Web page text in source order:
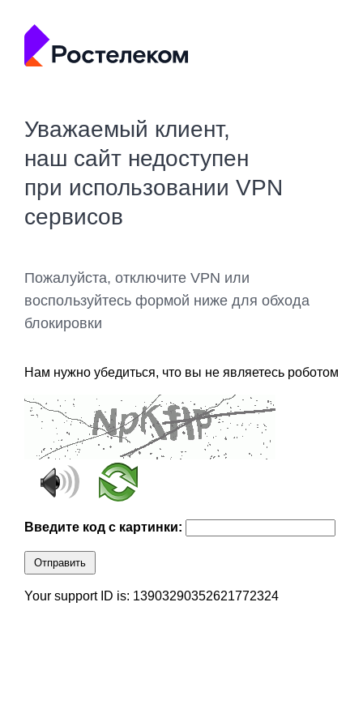
Уважаемый клиент,
наш сайт недоступен
при использовании VPN
сервисов
Пожалуйста, отключите VPN или
воспользуйтесь формой ниже для обхода
блокировки
Нам нужно убедиться, что вы не являетесь роботом
Введите код с картинки:
Отправить
Your support ID is: 13903290352621772324